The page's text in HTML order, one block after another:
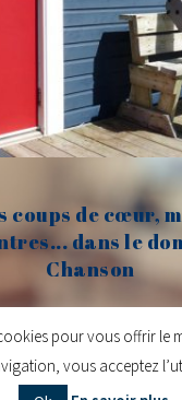
coups de cœur,
dans le
Chanson
Fèvre | Chanter c'est
pour vous offrir le
vous acceptez